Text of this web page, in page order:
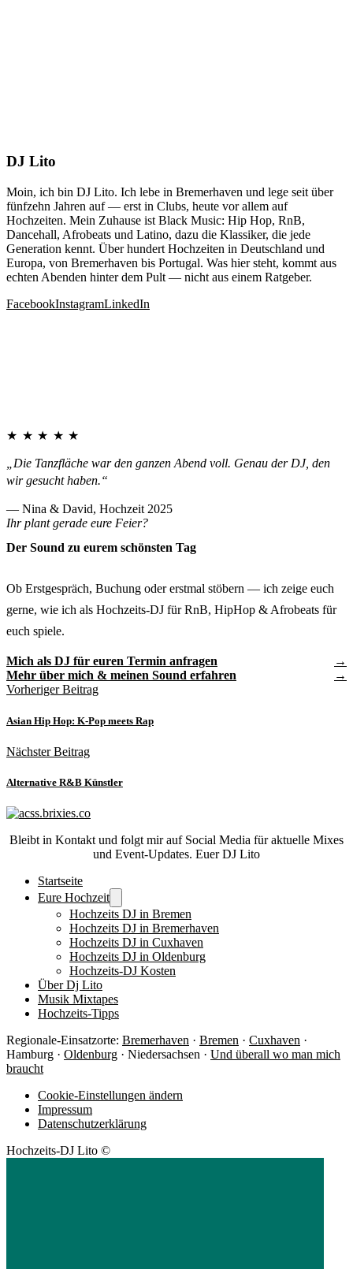
DJ Lito
Moin, ich bin DJ Lito. Ich lebe in Bremerhaven und lege seit über
fünfzehn Jahren auf — erst in Clubs, heute vor allem auf
Hochzeiten. Mein Zuhause ist Black Music: Hip Hop, RnB,
Dancehall, Afrobeats und Latino, dazu die Klassiker, die jede
Generation kennt. Über hundert Hochzeiten in Deutschland und
Europa, von Bremerhaven bis Portugal. Was hier steht, kommt aus
echten Abenden hinter dem Pult — nicht aus einem Ratgeber.
FacebookInstagramLinkedIn
★★★★★
„Die Tanzfläche war den ganzen Abend voll. Genau der DJ, den
wir gesucht haben.“
— Nina & David, Hochzeit 2025
Ihr plant gerade eure Feier?
Der Sound zu eurem schönsten Tag
Ob Erstgespräch, Buchung oder erstmal stöbern — ich zeige euch
gerne, wie ich als Hochzeits-DJ für RnB, HipHop & Afrobeats für
euch spiele.
Mich als DJ für euren Termin anfragen
Mehr über mich & meinen Sound erfahren
Vorheriger Beitrag
Asian Hip Hop: K-Pop meets Rap
Nächster Beitrag
Alternative R&B Künstler
Bleibt in Kontakt und folgt mir auf Social Media für aktuelle Mixes
und Event-Updates. Euer DJ Lito
Startseite
Eure Hochzeit
Hochzeits DJ in Bremen
Hochzeits DJ in Bremerhaven
Hochzeits DJ in Cuxhaven
Hochzeits DJ in Oldenburg
Hochzeits-DJ Kosten
Über Dj Lito
Musik Mixtapes
Hochzeits-Tipps
Regionale-Einsatzorte: Bremerhaven · Bremen · Cuxhaven ·
Hamburg · Oldenburg · Niedersachsen · Und überall wo man mich
braucht
Cookie-Einstellungen ändern
Impressum
Datenschutzerklärung
Hochzeits-DJ Lito ©